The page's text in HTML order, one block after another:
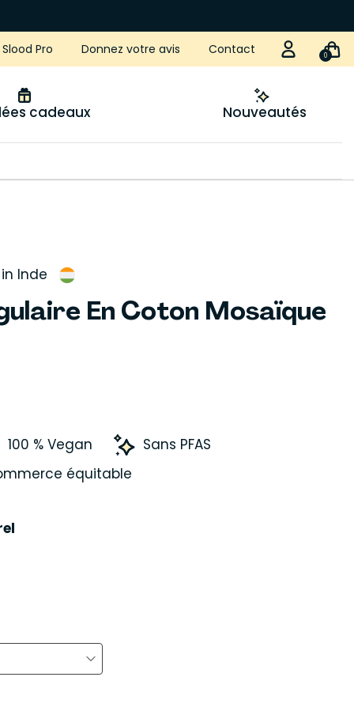
Slood Pro Donnez votre avis Contact 0
cadeaux Nouveautés
Inde
En Coton Mosaïque
100 % Vegan
Sans PFAS
équitable